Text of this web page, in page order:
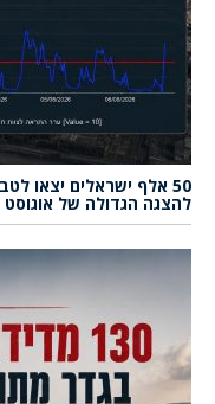
50 אלף ישראלים יצאו
להצגה הגדולה של אוגוסט